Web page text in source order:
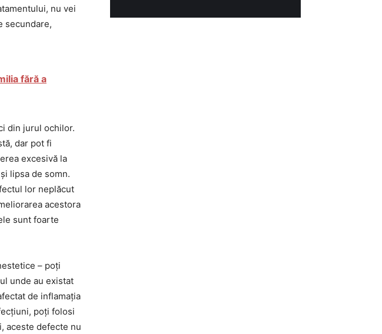
nu vei
secundare,
fără a
din jurul ochilor.
dar pot fi
excesivă la
lipsa de somn.
lor neplăcut
acestora
sunt foarte
– poți
unde au existat
de inflamația
poți folosi
aceste defecte nu